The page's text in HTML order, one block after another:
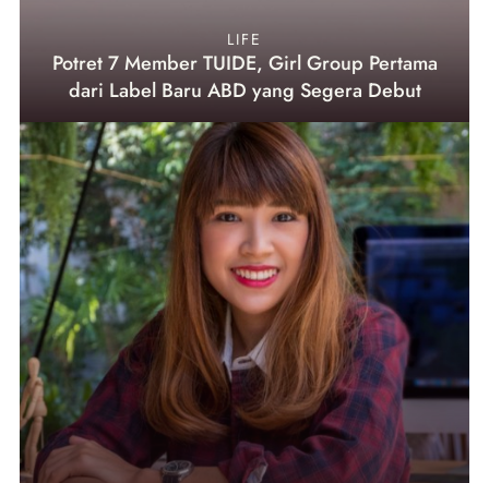
LIFE
Potret 7 Member TUIDE, Girl Group Pertama
dari Label Baru ABD yang Segera Debut